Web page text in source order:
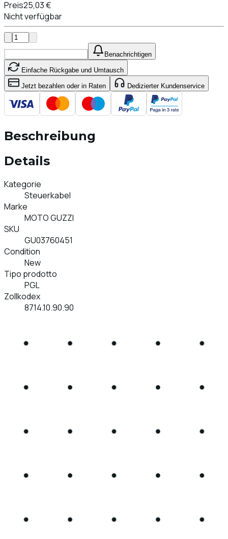
Preis25,03 €
Nicht verfügbar
Benachrichtigen
Einfache Rückgabe und Umtausch
Jetzt bezahlen oder in Raten Dedizierter Kundenservice
Beschreibung
Details
Kategorie
Steuerkabel
Marke
MOTO GUZZI
SKU
GU03760451
Condition
New
Tipo prodotto
PGL
Zollkodex
8714.10.90.90